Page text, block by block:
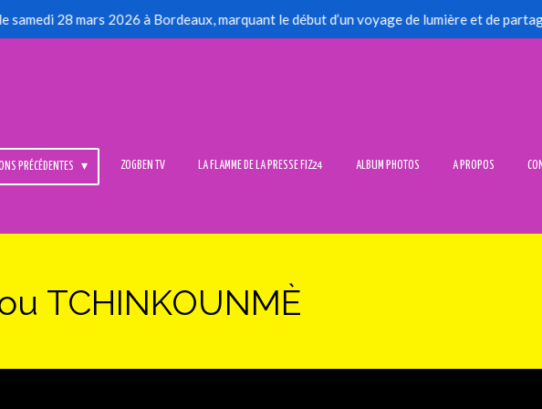
et de partage entre la diaspora et le Bénin.
PRÉCÉDENTES ZOGBEN TV LA FLAMME DE LA PRESSE FIZ24 ALBUM PHOTOS A PROPOS
TCHINKOUNMÈ